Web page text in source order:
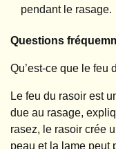
pendant le rasage.
Questions
Qu’est-ce que le feu
Le feu du rasoir est
due au rasage,
rasez, le rasoir crée
peau et la lame peut